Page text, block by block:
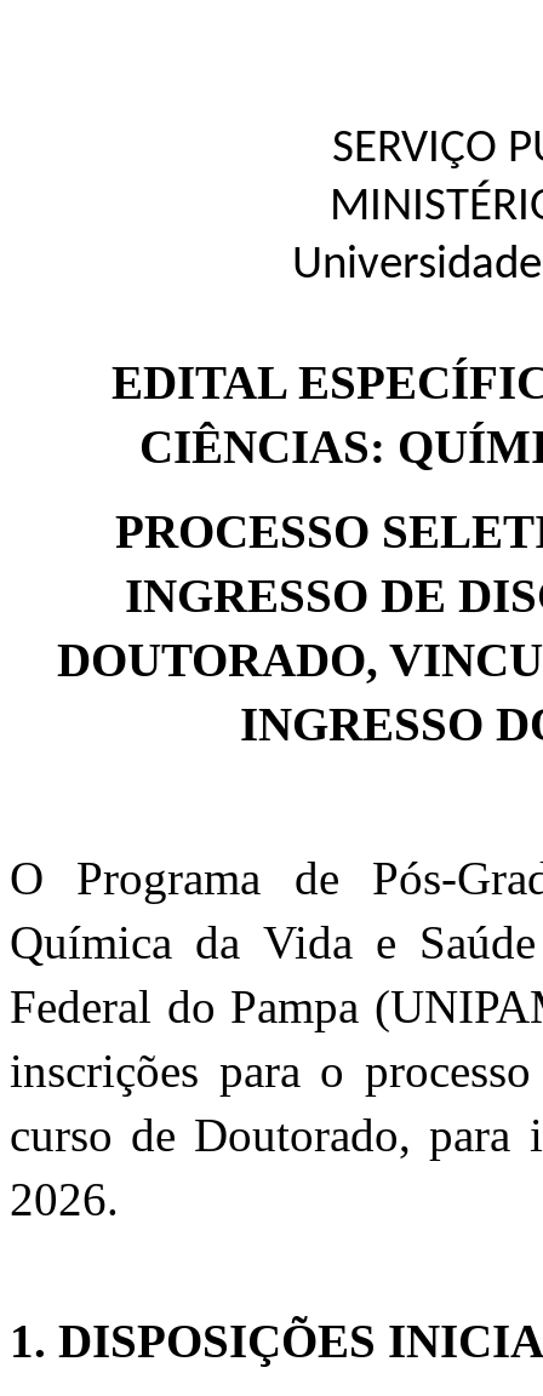
SERVIÇO
EDITAL
CIÊNCIAS:
PROCESSO
INGRESSO DE
DOUTORADO, V
INGRESSO
O Programa de Pós-
Química da Vida e
Federal do Pampa
inscrições para o
curso de Doutorado, para
2026.
1. DISPOSIÇÕES